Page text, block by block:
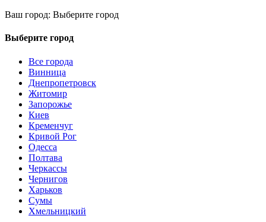
Ваш город: Выберите город
Выберите город
Все города
Винница
Днепропетровск
Житомир
Запорожье
Киев
Кременчуг
Кривой Рог
Одесса
Полтава
Черкассы
Чернигов
Харьков
Сумы
Хмельницкий